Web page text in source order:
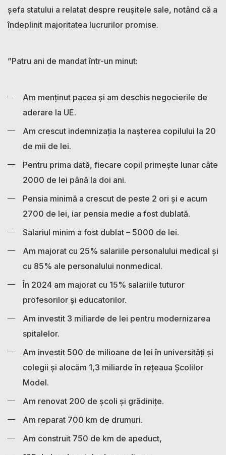
șefa statului a relatat despre reușitele sale, notând că a
îndeplinit majoritatea lucrurilor promise.
”Patru ani de mandat într-un minut:
Am menținut pacea și am deschis negocierile de
aderare la UE.
Am crescut indemnizația la nașterea copilului la 20
de mii de lei.
Pentru prima dată, fiecare copil primește lunar câte
2000 de lei până la doi ani.
Pensia minimă a crescut de peste 2 ori și e acum
2700 de lei, iar pensia medie a fost dublată.
Salariul minim a fost dublat – 5000 de lei.
Am majorat cu 25% salariile personalului medical și
cu 85% ale personalului nonmedical.
În 2024 am majorat cu 15% salariile tuturor
profesorilor și educatorilor.
Am investit 3 miliarde de lei pentru modernizarea
spitalelor.
Am investit 500 de milioane de lei în universități și
colegii și alocăm 1,3 miliarde în rețeaua Școlilor
Model.
Am renovat 200 de școli și grădinițe.
Am reparat 700 km de drumuri.
Am construit 750 de km de apeduct,